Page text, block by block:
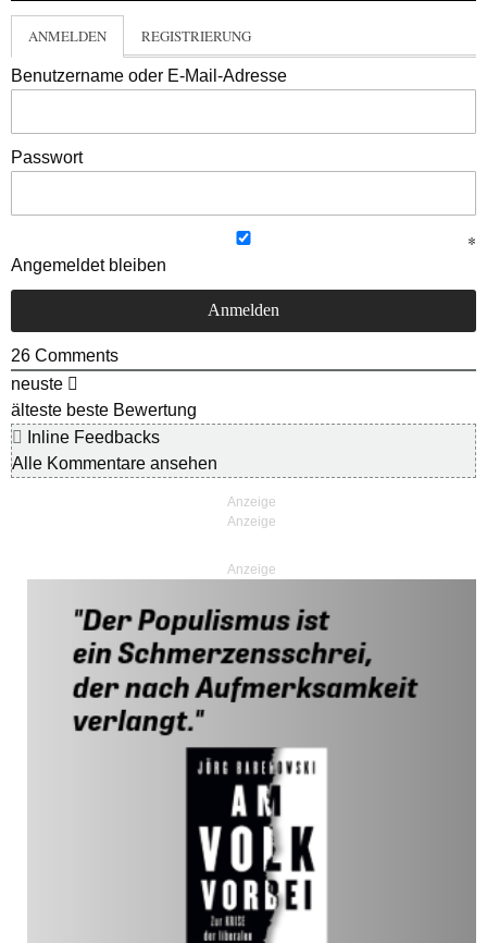
ANMELDEN REGISTRIERUNG
Benutzername oder E-Mail-Adresse
Passwort
Angemeldet bleiben
26 Comments
neuste
älteste beste Bewertung
Inline Feedbacks
Alle Kommentare ansehen
Anzeige